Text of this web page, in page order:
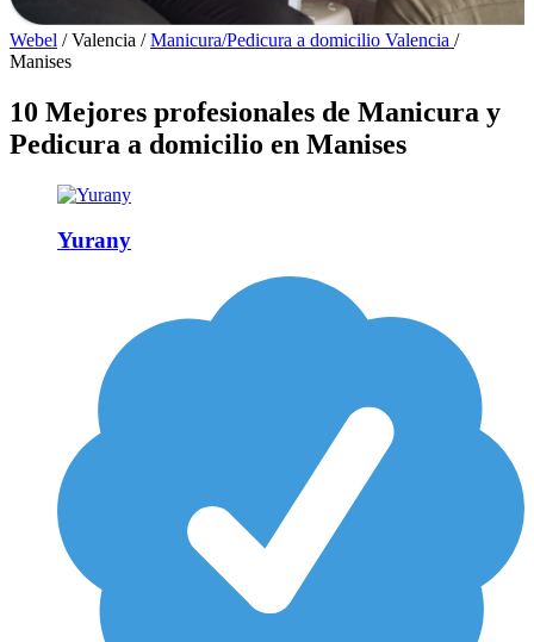
Webel / Valencia / Manicura/Pedicura a domicilio Valencia /
Manises
10 Mejores profesionales de Manicura y
Pedicura a domicilio en Manises
Yurany